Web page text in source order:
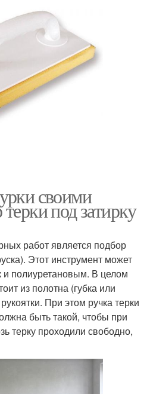
своими
под затирку
работ является подбор
Этот инструмент может
и полиуретановым. В целом
из полотна (губка или
При этом ручка терки
быть такой, чтобы при
терку проходили свободно,